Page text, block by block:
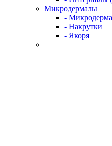
Микродермалы
-
- Накрутки
- Якоря